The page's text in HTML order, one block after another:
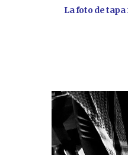
La foto de